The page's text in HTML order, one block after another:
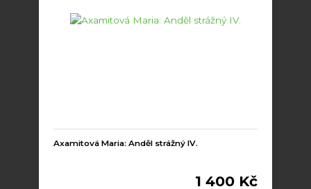
Axamitová Maria: Anděl strážný IV.
1 400 Kč